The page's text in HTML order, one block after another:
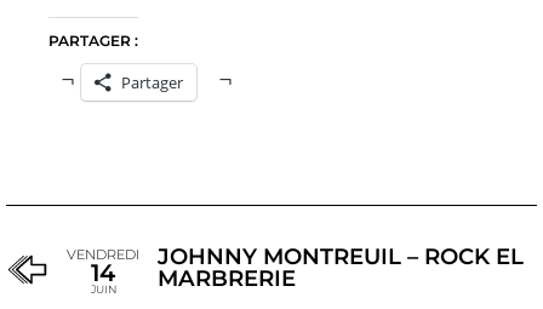
PARTAGER :
Partager
VENDREDI
14
JUIN
JOHNNY MONTREUIL – ROCK EL
MARBRERIE